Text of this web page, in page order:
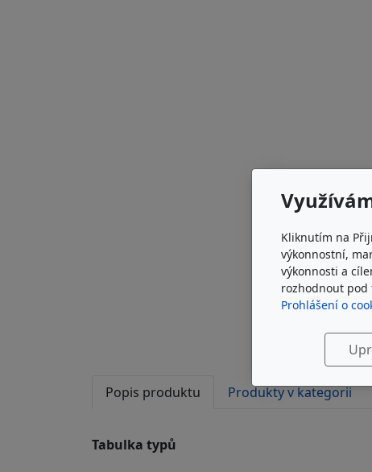
Popis produktu Produkty v kategorii
Tabulka typů
Kliknutím na
výkonnostní,
výkonnosti a
rozhodnout pod
Prohlášení o